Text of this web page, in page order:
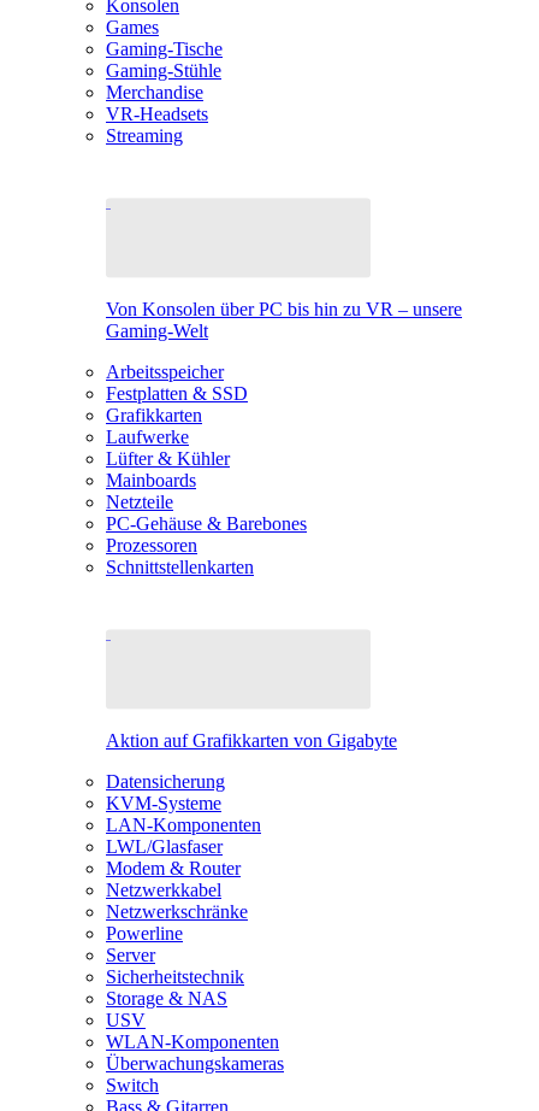
Konsolen
Games
Gaming-Tische
Gaming-Stühle
Merchandise
VR-Headsets
Streaming
Von Konsolen über PC bis hin zu VR – unsere
Gaming-Welt
Arbeitsspeicher
Festplatten & SSD
Grafikkarten
Laufwerke
Lüfter & Kühler
Mainboards
Netzteile
PC-Gehäuse & Barebones
Prozessoren
Schnittstellenkarten
Aktion auf Grafikkarten von Gigabyte
Datensicherung
KVM-Systeme
LAN-Komponenten
LWL/Glasfaser
Modem & Router
Netzwerkkabel
Netzwerkschränke
Powerline
Server
Sicherheitstechnik
Storage & NAS
USV
WLAN-Komponenten
Überwachungskameras
Switch
Bass & Gitarren